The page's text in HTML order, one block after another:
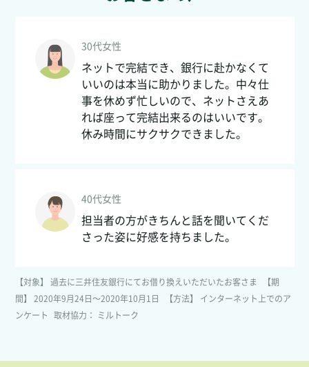
30代女性
ネットで完結でき、銀行に赴かなくて
いいのは本当に助かりました。中々仕
事を休めず忙しいので、ネットさえあ
れば座って完結出来るのはいいです。
休み時間にサクサクできました。
40代女性
担当者の方がきちんと話を聞いてくだ
さった姿に好感を持ちました。
【対象】 過去に三井住友銀行にてお借り換えいただいたお客さま
【期
間】
2020年9月24日～2020年10月1日 【方法】
インターネット上でのア
ンケート 取材協力 ミルトーク